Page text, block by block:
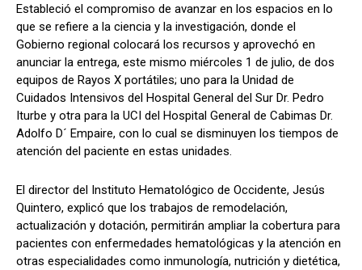
Estableció el compromiso de avanzar en los espacios en lo
que se refiere a la ciencia y la investigación, donde el
Gobierno regional colocará los recursos y aprovechó en
anunciar la entrega, este mismo miércoles 1 de julio, de dos
equipos de Rayos X portátiles; uno para la Unidad de
Cuidados Intensivos del Hospital General del Sur Dr. Pedro
Iturbe y otra para la UCI del Hospital General de Cabimas Dr.
Adolfo D´ Empaire, con lo cual se disminuyen los tiempos de
atención del paciente en estas unidades.
El director del Instituto Hematológico de Occidente, Jesús
Quintero, explicó que los trabajos de remodelación,
actualización y dotación, permitirán ampliar la cobertura para
pacientes con enfermedades hematológicas y la atención en
otras especialidades como inmunología, nutrición y dietética,